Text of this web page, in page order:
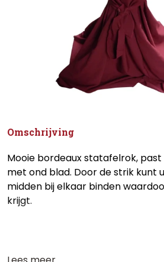
Omschrijving
Mooie bordeaux statafelrok,
met ond blad. Door de strik kunt
midden bij elkaar binden
krijgt.